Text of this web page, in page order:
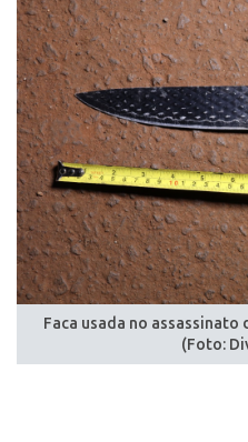
Faca usada no assassinato
(Foto: